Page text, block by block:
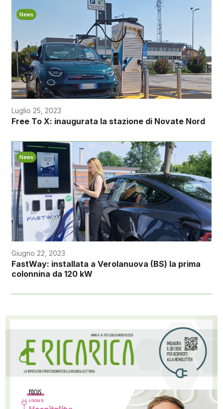
News
Luglio 25, 2023
Free To X: inaugurata la stazione di Novate Nord
News
Giugno 22, 2023
FastWay: installata a Verolanuova (BS) la prima
colonnina da 120 kW